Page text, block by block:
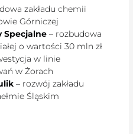
zakładu chemii
Górniczej
Specjalne – rozbudowa
o wartości 30 mln zł
w linie
w Żorach
– rozwój zakładu
Śląskim